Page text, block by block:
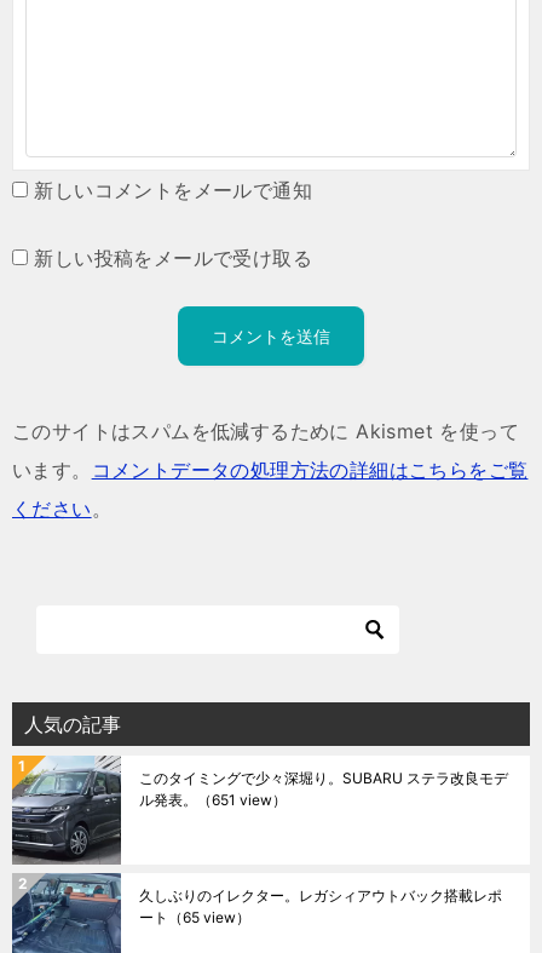
新しいコメントをメールで通知
新しい投稿をメールで受け取る
このサイトはスパムを低減するために Akismet を使って
います。
コメントデータの処理方法の詳細はこちらをご覧
ください。
人気の記事
このタイミングで少々深堀り。SUBARU ステラ改良モデ
ル発表。
（651 view）
久しぶりのイレクター。レガシィアウトバック搭載レポ
ート
（65 view）